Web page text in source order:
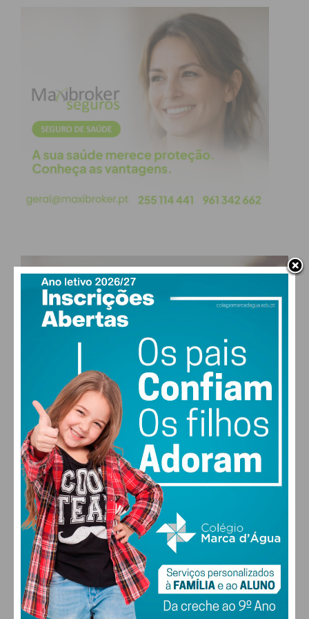
PAÇOS DE FERREIRA
23°
clear sky
MAX 23 • MIN 23
22°
SEG
30
TER
31 °
QUA
32 °
QUI
FARMACIAS DE SERVIÇO EM PAÇOS DE
FERREIRA